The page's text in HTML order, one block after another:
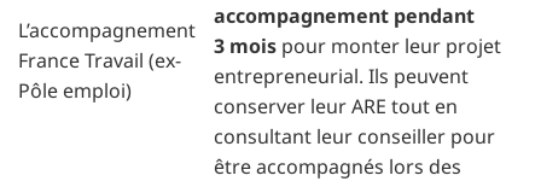
L’accompagnement
France Travail (ex-
Pôle emploi)
accompagnement pendant
3 mois pour monter leur projet
entrepreneurial. Ils peuvent
conserver leur ARE tout en
consultant leur conseiller pour
être accompagnés lors des